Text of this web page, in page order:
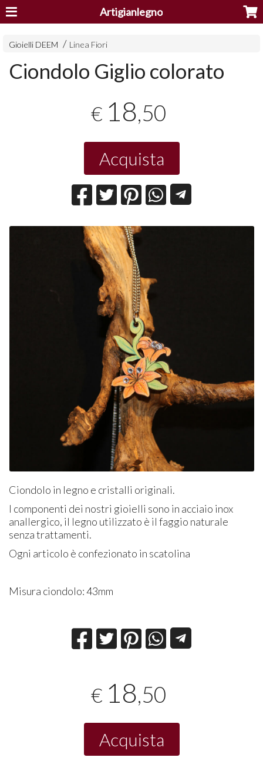
Artigianlegno
Gioielli DEEM Linea Fiori
Ciondolo Giglio colorato
€ 18,50
Acquista
Ciondolo in legno e cristalli originali.
I componenti dei nostri gioielli sono in acciaio inox
anallergico, il legno utilizzato è il faggio naturale
senza trattamenti.
Ogni articolo è confezionato in scatolina
Misura ciondolo: 43mm
€ 18,50
Acquista